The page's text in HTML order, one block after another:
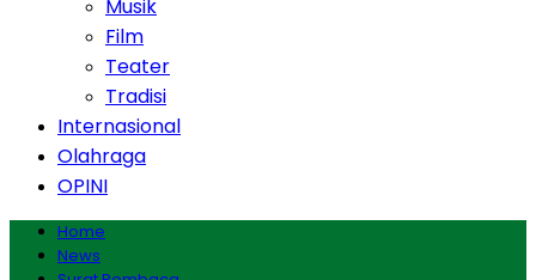
Musik
Film
Teater
Tradisi
Internasional
Olahraga
OPINI
Home
News